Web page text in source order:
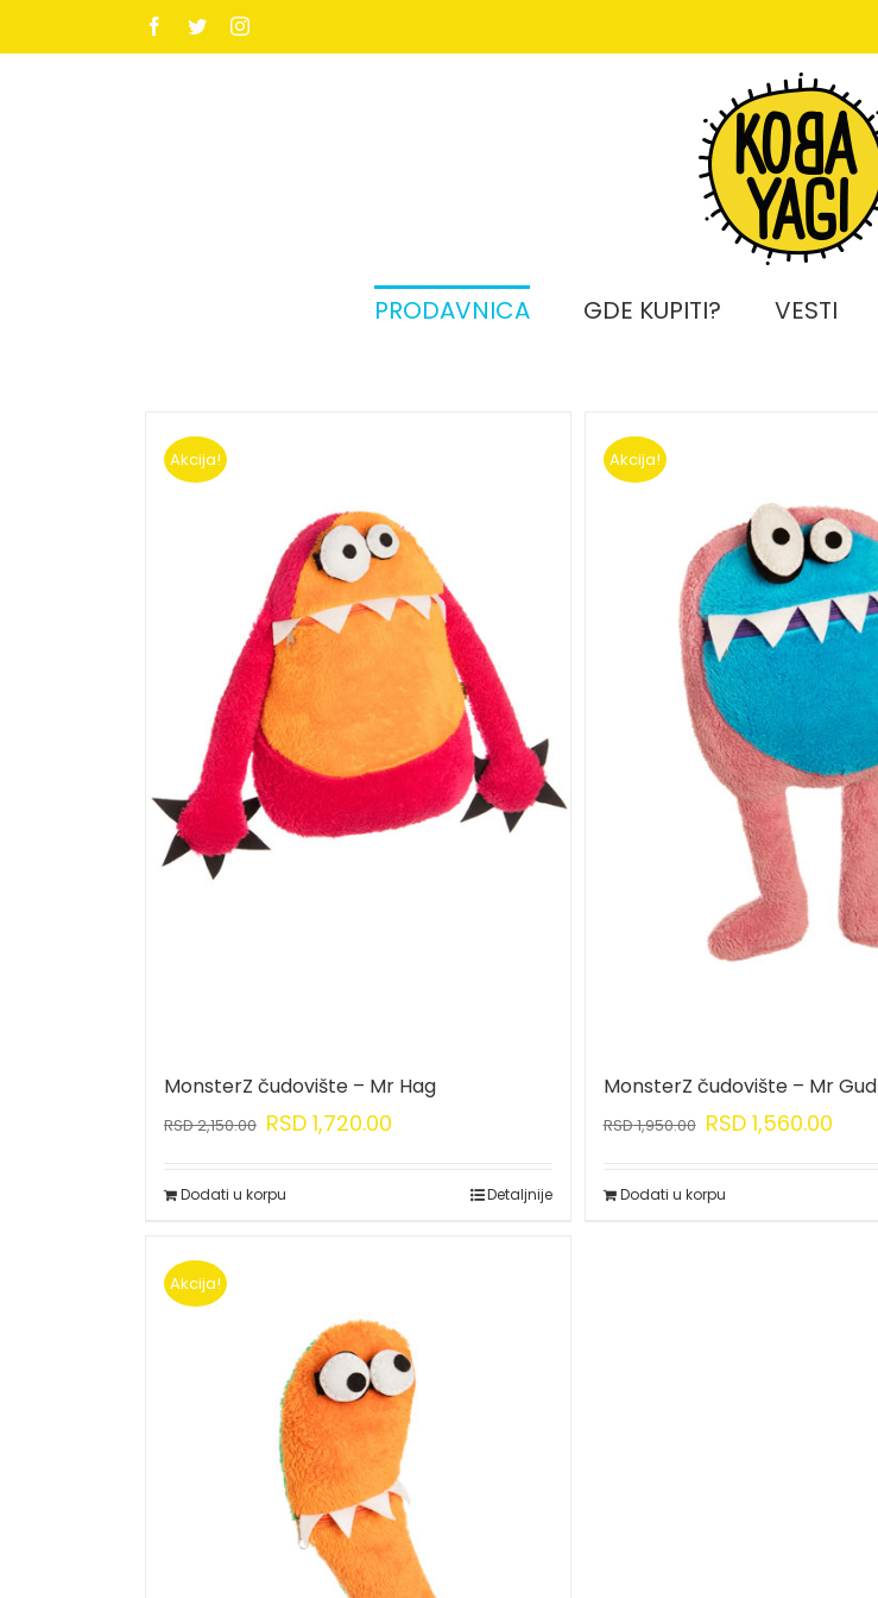
Facebook
TwitterInstagram
PRODAVNICA GDE KUPITI? VESTI
Akcija!
MonsterZ čudovište – Mr Hag
RSD2,150.00 RSD 1,720.00
Dodati u korpu Detaljnije
Akcija!
MonsterZ čudovište – Mr Gud
RSD1,950.00 RSD1,560.00
Dodati u korpu
Akcija!